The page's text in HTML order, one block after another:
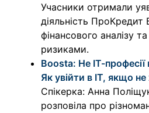
Учасники отримали
діяльність ПроКредит
фінансового аналізу та
ризиками.
Boosta: Не ІТ-професії
Як увійти в ІТ, якщо
Спікерка: Анна
розповіла про